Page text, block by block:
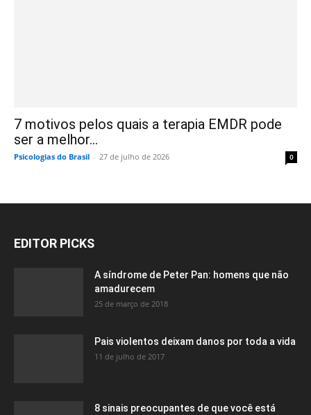
7 motivos pelos quais a terapia EMDR pode
ser a melhor...
Psicologias do Brasil - 27 de julho de 2026 0
EDITOR PICKS
A síndrome de Peter Pan: homens que não
amadurecem
25 de março de 2018
Pais violentos deixam danos por toda a vida
11 de julho de 2017
8 sinais preocupantes de que você está